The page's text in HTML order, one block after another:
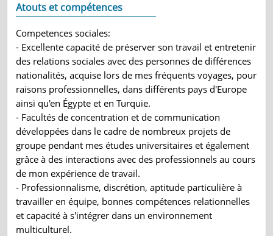
Atouts et compétences
Competences sociales:
- Excellente capacité de préserver son travail et entretenir
des relations sociales avec des personnes de différences
nationalités, acquise lors de mes fréquents voyages, pour
raisons professionnelles, dans différents pays d'Europe
ainsi qu'en Égypte et en Turquie.
- Facultés de concentration et de communication
développées dans le cadre de nombreux projets de
groupe pendant mes études universitaires et également
grâce à des interactions avec des professionnels au cours
de mon expérience de travail.
- Professionnalisme, discrétion, aptitude particulière à
travailler en équipe, bonnes compétences relationnelles
et capacité à s'intégrer dans un environnement
multiculturel.